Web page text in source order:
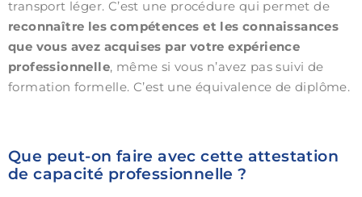
transport léger. C’est une procédure qui permet de
reconnaître les compétences et les connaissances
que vous avez acquises par votre expérience
professionnelle, même si vous n’avez pas suivi de
formation formelle. C’est une équivalence de diplôme.
Que peut-on faire avec cette attestation
de capacité professionnelle ?